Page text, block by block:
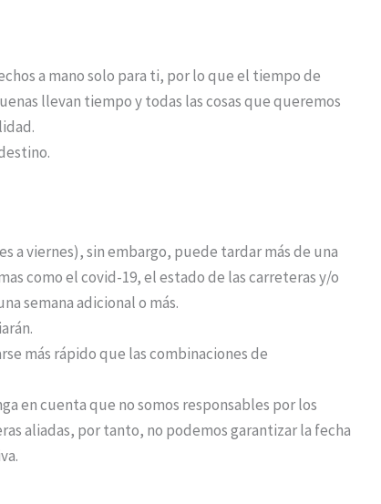
a mano solo para ti, por lo que el tiempo de
llevan tiempo y todas las cosas que queremos
a viernes), sin embargo, puede tardar más de una
como el covid-19, el estado de las carreteras y/o
semana adicional o más.
más rápido que las combinaciones de
en cuenta que no somos responsables por los
aliadas, por tanto, no podemos garantizar la fecha